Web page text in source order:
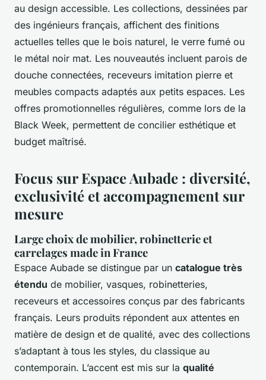
au design accessible. Les collections, dessinées par
des ingénieurs français, affichent des finitions
actuelles telles que le bois naturel, le verre fumé ou
le métal noir mat. Les nouveautés incluent parois de
douche connectées, receveurs imitation pierre et
meubles compacts adaptés aux petits espaces. Les
offres promotionnelles régulières, comme lors de la
Black Week, permettent de concilier esthétique et
budget maîtrisé.
Focus sur Espace Aubade : diversité,
exclusivité et accompagnement sur
mesure
Large choix de mobilier, robinetterie et
carrelages made in France
Espace Aubade se distingue par un catalogue très
étendu de mobilier, vasques, robinetteries,
receveurs et accessoires conçus par des fabricants
français. Leurs produits répondent aux attentes en
matière de design et de qualité, avec des collections
s’adaptant à tous les styles, du classique au
contemporain. L’accent est mis sur la qualité